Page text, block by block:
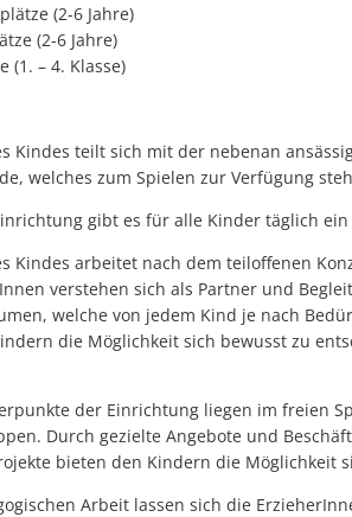
(2-6 Jahre)
(2-6 Jahre)
(1. – 4. Klasse)
Kindes teilt sich mit der nebenan
welches zum Spielen zur Verfügung
gibt es für alle Kinder täglich
Kindes arbeitet nach dem teiloffenen
verstehen sich als Partner und
welche von jedem Kind je nach
die Möglichkeit sich bewusst zu
der Einrichtung liegen im freien
Durch gezielte Angebote und
bieten den Kindern die Möglichkeit
Arbeit lassen sich die